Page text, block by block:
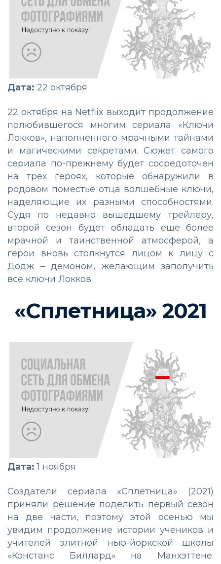
Дата: 22 октября
22 октября на Netflix выходит продолжение
полюбившегося многим сериала «Ключи
Локков», наполненного мрачными тайнами
и магическими секретами. Сюжет самого
сериала по-прежнему будет сосредоточен
на трех героях, которые обнаружили в
родовом поместье отца волшебные ключи,
наделяющие их разными способностями.
Судя по недавно вышедшему трейлеру,
второй сезон будет обладать еще более
мрачной и таинственной атмосферой, а
герои вновь столкнутся лицом к лицу с
Додж – демоном, желающим заполучить
все ключи Локков.
«Сплетница» 2021
Дата: 1 ноября
Создатели сериала «Сплетница» (2021)
приняли решение поделить первый сезон
на две части, поэтому этой осенью мы
увидим продолжение истории учеников и
учителей элитной нью-йоркской школы
«Констанс Биллард» на Манхэттене.